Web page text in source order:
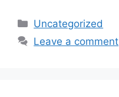
c
e
Categories
Uncategorized
Leave a comment